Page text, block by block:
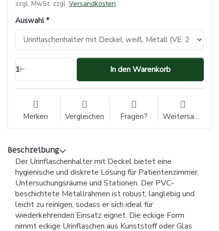
zzgl. MwSt. zzgl. Versandkosten
Auswahl
1 In den Warenkorb
Merken Vergleichen Fragen? Weitersagen
Beschreibung
Der Urinflaschenhalter mit Deckel bietet eine
hygienische und diskrete Lösung für Patientenzimmer,
Untersuchungsräume und Stationen. Der PVC-
beschichtete Metallrahmen ist robust, langlebig und
leicht zu reinigen, sodass er sich ideal für
wiederkehrenden Einsatz eignet. Die eckige Form
nimmt eckige Urinflaschen aus Kunststoff oder Glas